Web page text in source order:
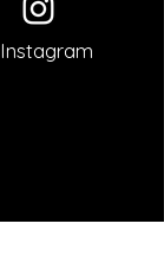
Instagram